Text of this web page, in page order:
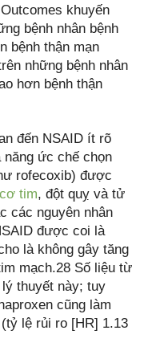
khuyến
bệnh nhân bệnh
bệnh thận mạn
những bệnh nhân
hơn bệnh thận
đến NSAID ít rõ
năng ức chế chọn
rofecoxib) được
tim, đột quỵ và tử
các nguyên nhân
được coi là
là không gây tăng
mạch.28 Số liệu từ
lý thuyết này; tuy
cũng làm
lệ rủi ro [HR] 1.13